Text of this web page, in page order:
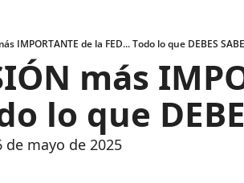
IMPORTANTE de la FED... Todo lo que DEBES
más
lo que
mayo de 2025